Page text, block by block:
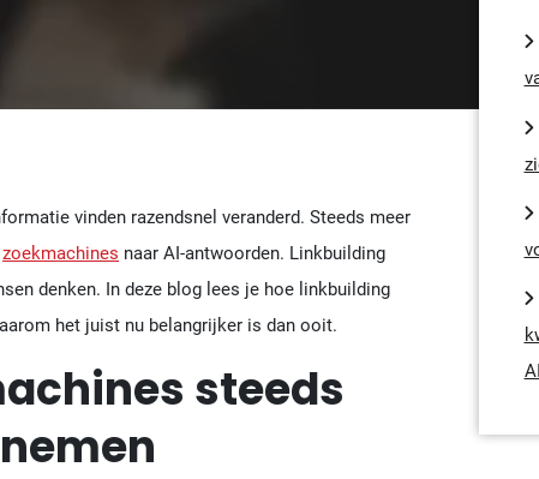
vinden razendsnel veranderd. Steeds meer
zoekmachines naar AI-antwoorden. Linkbuilding
denken. In deze blog lees je hoe linkbuilding
het juist nu belangrijker is dan ooit.
steeds